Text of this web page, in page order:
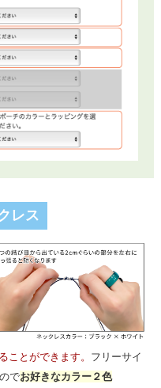
レス
ことができます。 フリーサイ
でお好きなカラー２色